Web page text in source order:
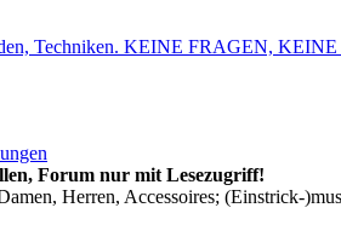
Techniken. KEINE FRAGEN,
Forum nur mit Lesezugriff!
Herren, Accessoires; (Einstrick-